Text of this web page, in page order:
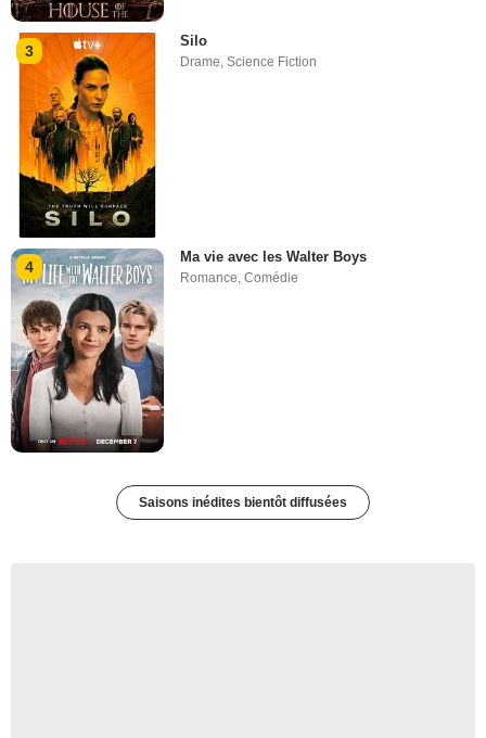
3
Silo
Drame,Science Fiction
4
Ma vie avec les Walter Boys
Romance ,Comédie
Saisons inédites bientôt diffusées